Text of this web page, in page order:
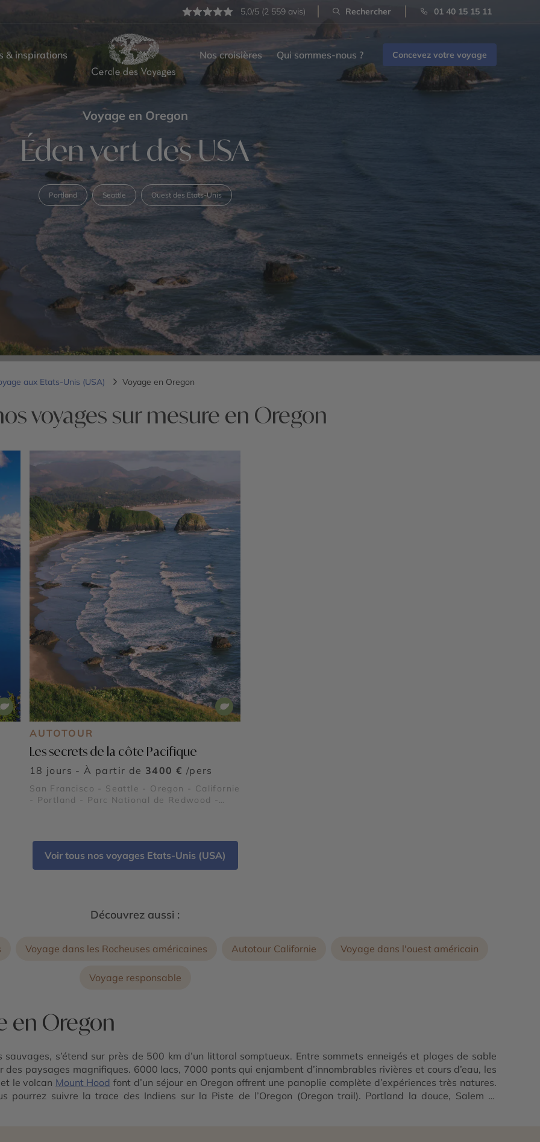
5,0/5 (2 559 avis) Rechercher 01 40 15 15 11
& inspirations Nos croisières Qui sommes-nous ? Concevez votre voyage
Voyage en Oregon
Éden vert des USA
Portland Seattle Ouest des Etats-Unis
aux Etats-Unis (USA) Voyage en Oregon
voyages sur mesure en Oregon
AUTOTOUR
Les secrets de la côte Pacifique
18 jours - À partir de 3400 € /pers
San Francisco - Seattle - Oregon - Californie
- Portland - Parc National de Redwood -
Voir tous nos voyages Etats-Unis (USA)
Découvrez aussi :
Voyage dans les Rocheuses américaines Autotour Californie Voyage dans l'ouest américain
Voyage responsable
en Oregon
sauvages, s’étend sur près de 500 km d’un littoral somptueux. Entre sommets enneigés et plages de sable
paysages magnifiques. 6000 lacs, 7000 ponts qui enjambent d’innombrables rivières et cours d’eau, les
le volcan Mount Hood font d’un séjour en Oregon offrent une panoplie complète d’expériences très natures.
pourrez suivre la trace des Indiens sur la Piste de l’Oregon (Oregon trail). Portland la douce, Salem la